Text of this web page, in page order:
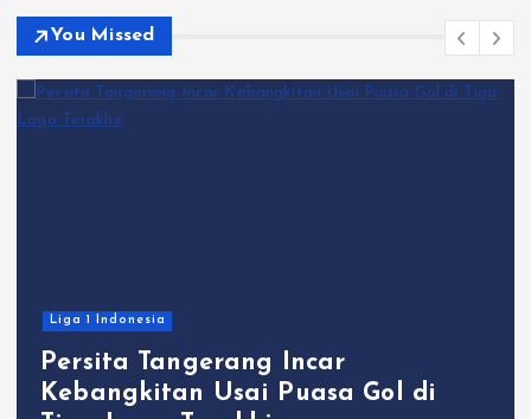
You Missed
Liga 1 Indonesia
Persita Tangerang Incar
Kebangkitan Usai Puasa Gol di